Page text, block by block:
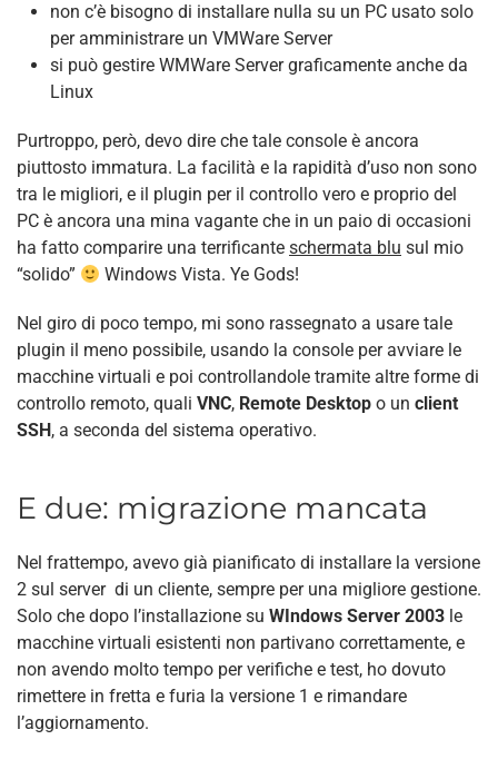
non c’è bisogno di installare nulla su un PC usato solo
per amministrare un VMWare Server
si può gestire WMWare Server graficamente anche da
Linux
Purtroppo, però, devo dire che tale console è ancora
piuttosto immatura. La facilità e la rapidità d’uso non sono
tra le migliori, e il plugin per il controllo vero e proprio del
PC è ancora una mina vagante che in un paio di occasioni
ha fatto comparire una terrificante schermata blu sul mio
“solido”
Windows Vista. Ye Gods!
Nel giro di poco tempo, mi sono rassegnato a usare tale
plugin il meno possibile, usando la console per avviare le
macchine virtuali e poi controllandole tramite altre forme di
controllo remoto, quali VNC, Remote Desktop o un client
SSH, a seconda del sistema operativo.
E due: migrazione mancata
Nel frattempo, avevo già pianificato di installare la versione
2 sul server di un cliente, sempre per una migliore gestione.
Solo che dopo l’installazione su WIndows Server 2003 le
macchine virtuali esistenti non partivano correttamente, e
non avendo molto tempo per verifiche e test, ho dovuto
rimettere in fretta e furia la versione 1 e rimandare
l’aggiornamento.